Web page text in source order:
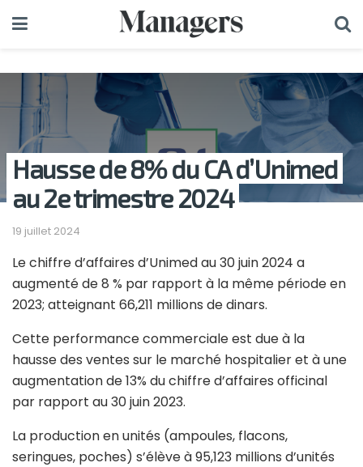
Hausse de 8% du CA d’Unimed
au 2e trimestre 2024
19 juillet 2024
Le chiffre d’affaires d’Unimed au 30 juin 2024 a
augmenté de 8 % par rapport à la même période en
2023; atteignant 66,211 millions de dinars.
Cette performance commerciale est due à la
hausse des ventes sur le marché hospitalier et à une
augmentation de 13% du chiffre d’affaires officinal
par rapport au 30 juin 2023.
La production en unités (ampoules, flacons,
seringues, poches) s’élève à 95,123 millions d’unités